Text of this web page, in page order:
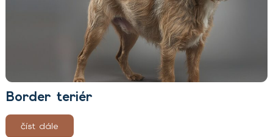
Border teriér
číst dále